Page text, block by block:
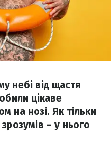
небі від щастя
цікаве
на нозі. Як тільки
– у нього